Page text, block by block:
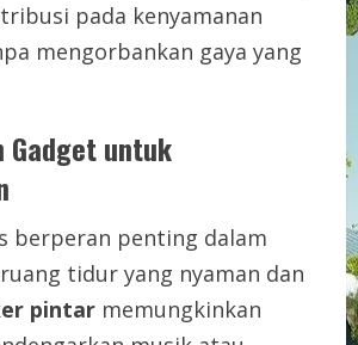
pada kenyamanan
mengorbankan gaya yang
Gadget untuk
berperan penting dalam
tidur yang nyaman dan
pintar memungkinkan